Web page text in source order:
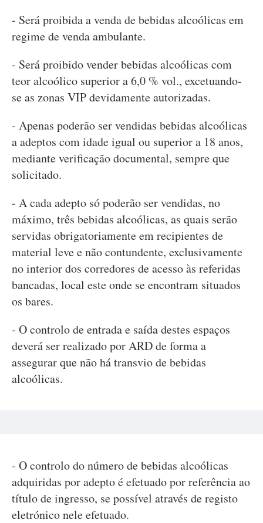
- Será proibida a venda de bebidas alcoólicas em
regime de venda ambulante.
- Será proibido vender bebidas alcoólicas com
teor alcoólico superior a 6,0 % vol., excetuando-
se as zonas VIP devidamente autorizadas.
- Apenas poderão ser vendidas bebidas alcoólicas
a adeptos com idade igual ou superior a 18 anos,
mediante verificação documental, sempre que
solicitado.
- A cada adepto só poderão ser vendidas, no
máximo, três bebidas alcoólicas, as quais serão
servidas obrigatoriamente em recipientes de
material leve e não contundente, exclusivamente
no interior dos corredores de acesso às referidas
bancadas, local este onde se encontram situados
os bares.
- O controlo de entrada e saída destes espaços
deverá ser realizado por ARD de forma a
assegurar que não há transvio de bebidas
alcoólicas.
- O controlo do número de bebidas alcoólicas
adquiridas por adepto é efetuado por referência ao
título de ingresso, se possível através de registo
eletrónico nele efetuado.